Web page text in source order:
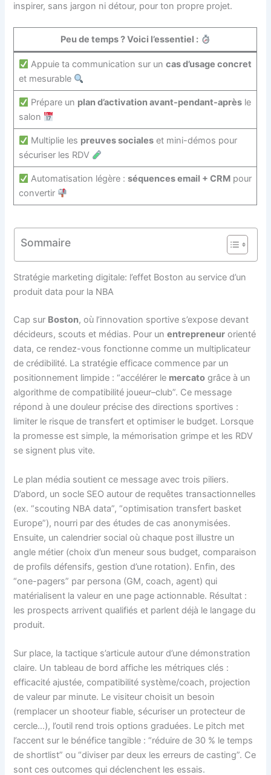
inspirer, sans jargon ni détour, pour ton propre projet.
Peu de temps ? Voici l’essentiel :
Appuie ta communication sur uncas d’usage concret
et mesurable
Prépare un plan d’activation avant-pendant-après le
salon
Multiplie les preuves sociales et mini-démos pour
sécuriser les RDV
Automatisation légère :séquences email + CRM pour
convertir
Sommaire
Stratégie marketing digitale: l’effet Boston au service d’un
produit data pour la NBA
Cap sur Boston, où l’innovation sportive s’expose devant
décideurs, scouts et médias. Pour unentrepreneur orienté
data, ce rendez-vous fonctionne comme un multiplicateur
de crédibilité. La stratégie efficace commence par un
positionnement limpide : “accélérer le mercato grâce à un
algorithme de compatibilité joueur–club”. Ce message
répond à une douleur précise des directions sportives :
limiter le risque de transfert et optimiser le budget. Lorsque
la promesse est simple, la mémorisation grimpe et les RDV
se signent plus vite.
Le plan média soutient ce message avec trois piliers.
D’abord, un socle SEO autour de requêtes transactionnelles
(ex. “scouting NBA data”, “optimisation transfert basket
Europe”), nourri par des études de cas anonymisées.
Ensuite, un calendrier social où chaque post illustre un
angle métier (choix d’un meneur sous budget, comparaison
de profils défensifs, gestion d’une rotation). Enfin, des
“one-pagers” par persona (GM, coach, agent) qui
matérialisent la valeur en une page actionnable. Résultat :
les prospects arrivent qualifiés et parlent déjà le langage du
produit.
Sur place, la tactique s’articule autour d’une démonstration
claire. Un tableau de bord affiche les métriques clés :
efficacité ajustée, compatibilité système/coach, projection
de valeur par minute. Le visiteur choisit un besoin
(remplacer un shooteur fiable, sécuriser un protecteur de
cercle…), l’outil rend trois options graduées. Le pitch met
l’accent sur le bénéfice tangible : “réduire de 30 % le temps
de shortlist” ou “diviser par deux les erreurs de casting”. Ce
sont ces outcomes qui déclenchent les essais.